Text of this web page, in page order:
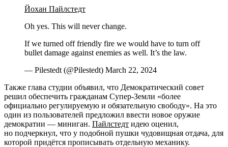
Йохан Пайлстедт
Oh yes. This will never change.
If we turned off friendly fire we would have to turn off
bullet damage against enemies as well. It’s the law.
— Pilestedt (@Pilestedt) March 22, 2024
Также глава студии объявил, что Демократический совет
решил обеспечить гражданам Супер-Земли «более
официально регулируемую и обязательную свободу». На это
один из пользователей предложил ввести новое оружие
демократии — миниган. Пайлстедт идею оценил,
но подчеркнул, что у подобной пушки чудовищная отдача, для
которой придётся прописывать отдельную механику.